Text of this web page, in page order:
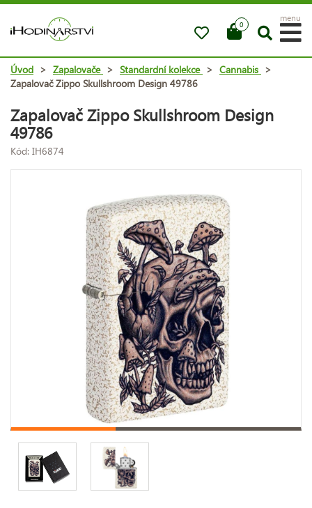
0
menu
Úvod > Zapalovače > Standardní kolekce > Cannabis >
Zapalovač Zippo Skullshroom Design 49786
Zapalovač Zippo Skullshroom Design
49786
Kód: IH6874